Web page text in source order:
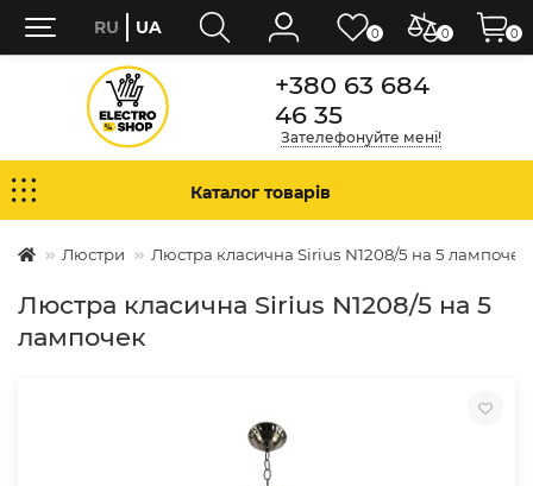
+380 63 684
46 35
Зателефонуйте мені!
Каталог товарів
Люстри Люстра класична Sirius N1208/5 на 5 лампочек
Люстра класична Sirius N1208/5 на 5
лампочек
0 0
RU UA 0